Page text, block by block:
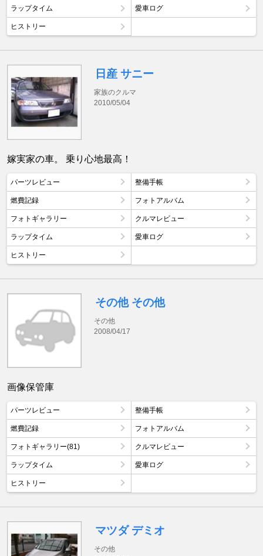
ラップタイム 愛車ログ
ヒストリー
日産 サニー
家族のクルマ
2010/05/04
嫁実家の車。 乗り心地最高！
パーツレビュー 整備手帳
燃費記録 フォトアルバム
フォトギャラリー クルマレビュー
ラップタイム 愛車ログ
ヒストリー
その他 その他
その他
2008/04/17
画像保管庫
パーツレビュー 整備手帳
燃費記録 フォトアルバム
フォトギャラリー(81) クルマレビュー
ラップタイム 愛車ログ
ヒストリー
マツダ デミオ
その他